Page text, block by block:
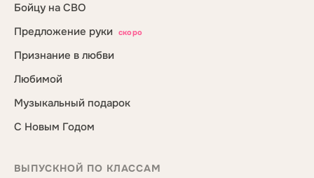
Бойцу на СВО
Предложение руки
скоро
Признание в любви
Любимой
Музыкальный подарок
С Новым Годом
ВЫПУСКНОЙ ПО КЛАССАМ